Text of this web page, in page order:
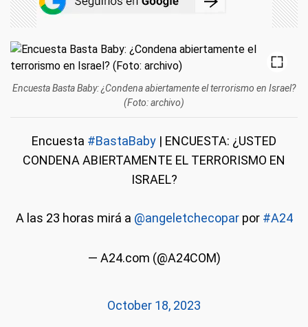
Encuesta Basta Baby: ¿Condena abiertamente el terrorismo en Israel?
(Foto: archivo)
Encuesta #BastaBaby | ENCUESTA: ¿USTED
CONDENA ABIERTAMENTE EL TERRORISMO EN
ISRAEL?
A las 23 horas mirá a @angeletchecoparpor #A24
— A24.com (@A24COM)
October 18, 2023